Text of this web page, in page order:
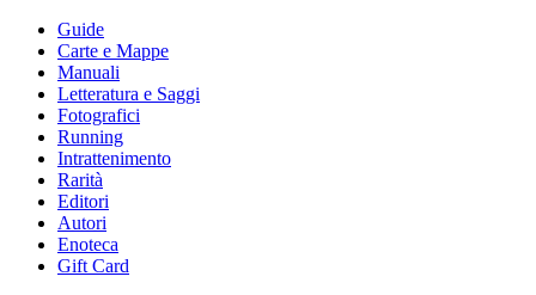
Guide
Carte e Mappe
Manuali
Letteratura e Saggi
Fotografici
Running
Intrattenimento
Rarità
Editori
Autori
Enoteca
Gift Card